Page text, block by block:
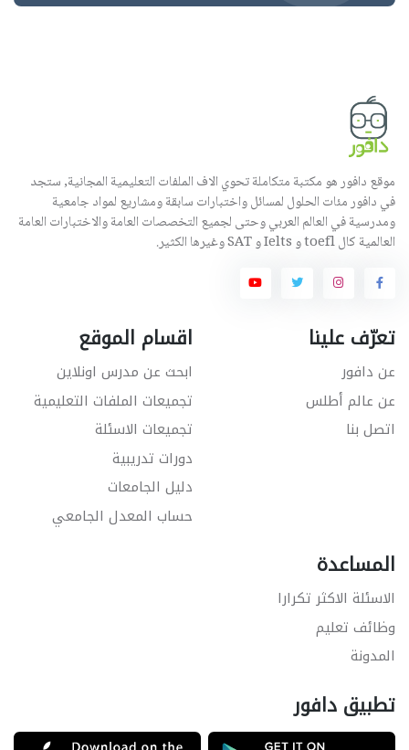
موقع دافور هو مكتبة متكاملة تحوي الاف الملفات التعليمية المجانية, ستجد
في دافور مئات الحلول لمسائل واختبارات سابقة ومشاريع لمواد جامعية
ومدرسية في العالم العربي وحتى لجميع التخصصات العامة والاختبارات العامة
العالمية كال toefl و Ielts و SAT وغيرها الكثير.
تعرّف علينا
عن دافور
عن عالم أطلس
اتصل بنا
اقسام الموقع
ابحث عن مدرس اونلاين
تجميعات الملفات التعليمية
تجميعات الاسئلة
دورات تدريبية
دليل الجامعات
حساب المعدل الجامعي
المساعدة
الاسئلة الاكثر تكرارا
وظائف تعليم
المدونة
تطبيق دافور